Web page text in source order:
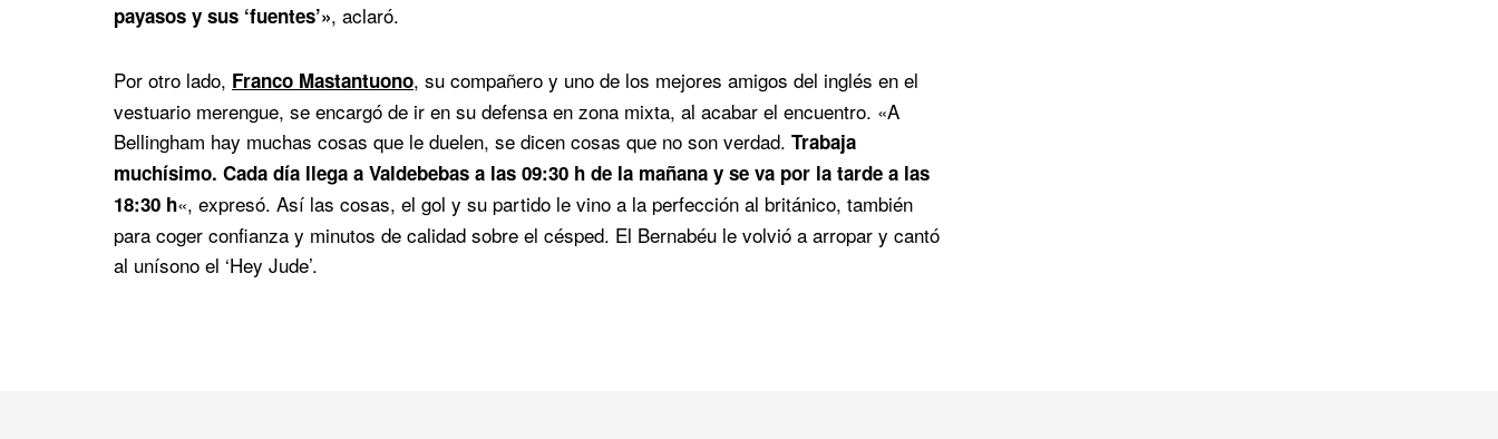
payasos y sus ‘fuentes’», aclaró.
Por otro lado, Franco Mastantuono, su compañero y uno de los mejores amigos del inglés en el
vestuario merengue, se encargó de ir en su defensa en zona mixta, al acabar el encuentro. «A
Bellingham hay muchas cosas que le duelen, se dicen cosas que no son verdad. Trabaja
muchísimo. Cada día llega a Valdebebas a las 09:30 h de la mañana y se va por la tarde a las
18:30 h«, expresó. Así las cosas, el gol y su partido le vino a la perfección al británico, también
para coger confianza y minutos de calidad sobre el césped. El Bernabéu le volvió a arropar y cantó
al unísono el ‘Hey Jude’.